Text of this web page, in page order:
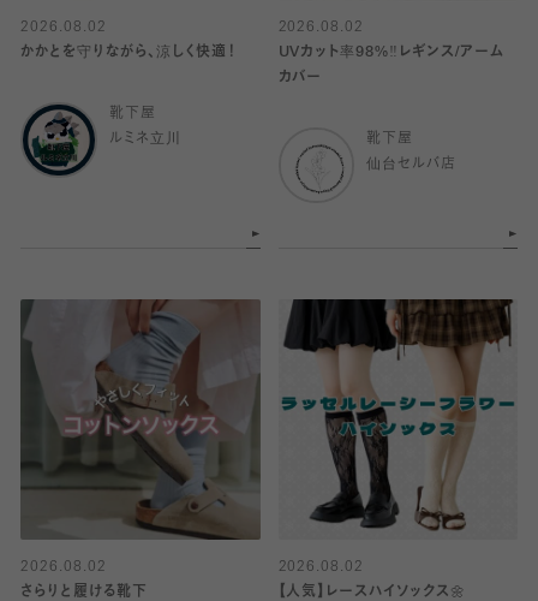
2026.08.02
かかとを守りながら、涼しく快適！
靴下屋
ルミネ立川
2026.08.02
UVカット率98%‼︎レギンス/アーム
カバー
靴下屋
仙台セルバ店
2026.08.02
さらりと履ける靴下
2026.08.02
【人気】レースハイソックス🌼